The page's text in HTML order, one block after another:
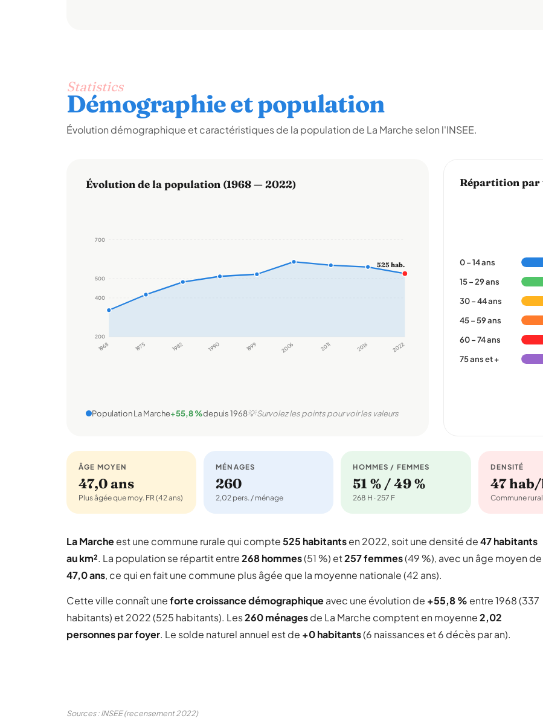
Statistics
Démographie et population
Évolution démographique et caractéristiques de la population de La Marche selon l'INSEE.
Évolution de la population (1968 — 2022)
200
400
500
700
1968 1975 1982 1990 1999 2006 2011 2016 2022
525 hab.
Population La Marche+55,8 %depuis 1968💡 Survolez les points pour voir les valeurs
Répartition par
0 – 14 ans
15 – 29 ans
30 – 44 ans
45 – 59 ans
60 – 74 ans
75 ans et +
ÂGE MOYEN
47,0 ans
Plus âgée que moy. FR (42 ans)
MÉNAGES
260
2,02 pers. / ménage
HOMMES / FEMMES
51 % / 49 %
268 H · 257 F
DENSITÉ
47
Commune
La Marcheest une commune rurale qui compte525 habitantsen 2022, soit une densité de47 habitants
au km². La population se répartit entre268 hommes(51 %) et257 femmes(49 %), avec un âge moyen de
47,0 ans, ce qui en fait une commune plus âgée que la moyenne nationale (42 ans).
Cette ville connaît uneforte croissance démographiqueavec une évolution de +55,8 % entre 1968 (337
habitants) et 2022 (525 habitants). Les260 ménagesde La Marche comptent en moyenne2,02
personnes par foyer. Le solde naturel annuel est de +0 habitants(6 naissances et 6 décès par an).
Sources : INSEE (recensement 2022)